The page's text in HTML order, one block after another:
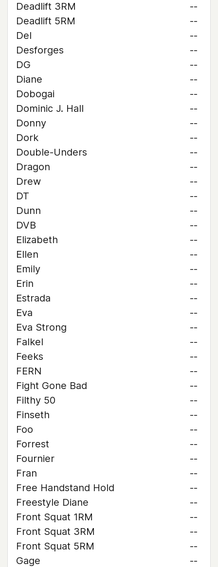
Deadlift 3RM
--
Deadlift 5RM
--
Del
--
Desforges
--
DG
--
Diane
--
Dobogai
--
Dominic J. Hall
--
Donny
--
Dork
--
Double-Unders
--
Dragon
--
Drew
--
DT
--
Dunn
--
DVB
--
Elizabeth
--
Ellen
--
Emily
--
Erin
--
Estrada
--
Eva
--
Eva Strong
--
Falkel
--
Feeks
--
FERN
--
Fight Gone Bad
--
Filthy 50
--
Finseth
--
Foo
--
Forrest
--
Fournier
--
Fran
--
Free Handstand Hold
--
Freestyle Diane
--
Front Squat 1RM
--
Front Squat 3RM
--
Front Squat 5RM
--
Gage
--